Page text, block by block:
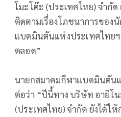
โมะโต๊ะ (ประเทศไทย) จำกั
ติดตามเรื่องโภชนาการของ
แบดมินตันแห่งประเทศไทยฯ
ตลอด”
นายกสมาคมกีฬาแบดมินตัน
ต่อว่า “ปีนี้ทาง บริษัท อายิโน
(ประเทศไทย) จำกัด ยังได้ใ